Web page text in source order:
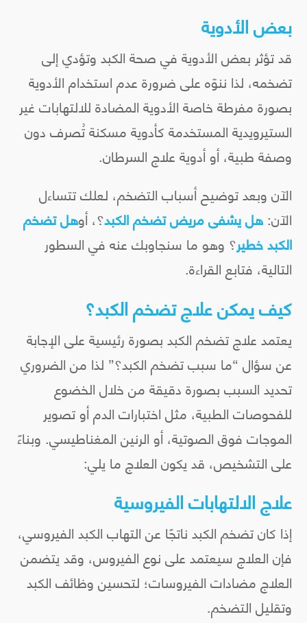
بعض الأدوية
قد تؤثر بعض الأدوية في صحة الكبد وتؤدي إلى
تضخمه، لذا ننوّه على ضرورة عدم استخدام الأدوية
بصورة مفرطة خاصة الأدوية المضادة للالتهابات غير
الستيرويدية المستخدمة كأدوية مسكنة تُصرف دون
وصفة طبية، أو أدوية علاج السرطان.
الآن وبعد توضيح أسباب التضخم، لعلك تتساءل
الآن:هل يشفى مريض تضخم الكبد؟، أوهل تضخم
الكبد خطير؟ وهو ما سنجاوبك عنه في السطور
التالية، فتابع القراءة.
كيف يمكن علاج تضخم الكبد؟
يعتمد علاج تضخم الكبد بصورة رئيسية على الإجابة
عن سؤال “ما سبب تضخم الكبد؟” لذا من الضروري
تحديد السبب بصورة دقيقة من خلال الخضوع
للفحوصات الطبية، مثل اختبارات الدم أو تصوير
الموجات فوق الصوتية، أو الرنين المغناطيسي. وبناءً
على التشخيص، قد يكون العلاج ما يلي:
علاج الالتهابات الفيروسية
إذا كان تضخم الكبد ناتجًا عن التهاب الكبد الفيروسي،
فإن العلاج سيعتمد على نوع الفيروس، وقد يتضمن
العلاج مضادات الفيروسات؛ لتحسين وظائف الكبد
وتقليل التضخم.